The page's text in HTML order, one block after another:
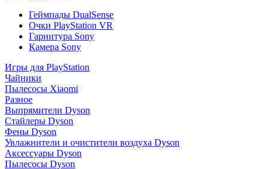
Геймпады DualSense
Очки PlayStation VR
Гарнитура Sony
Камера Sony
Игры для PlayStation
Чайники
Пылесосы Xiaomi
Разное
Выпрямители Dyson
Стайлеры Dyson
Фены Dyson
Увлажнители и очистители воздуха Dyson
Аксессуары Dyson
Пылесосы Dyson